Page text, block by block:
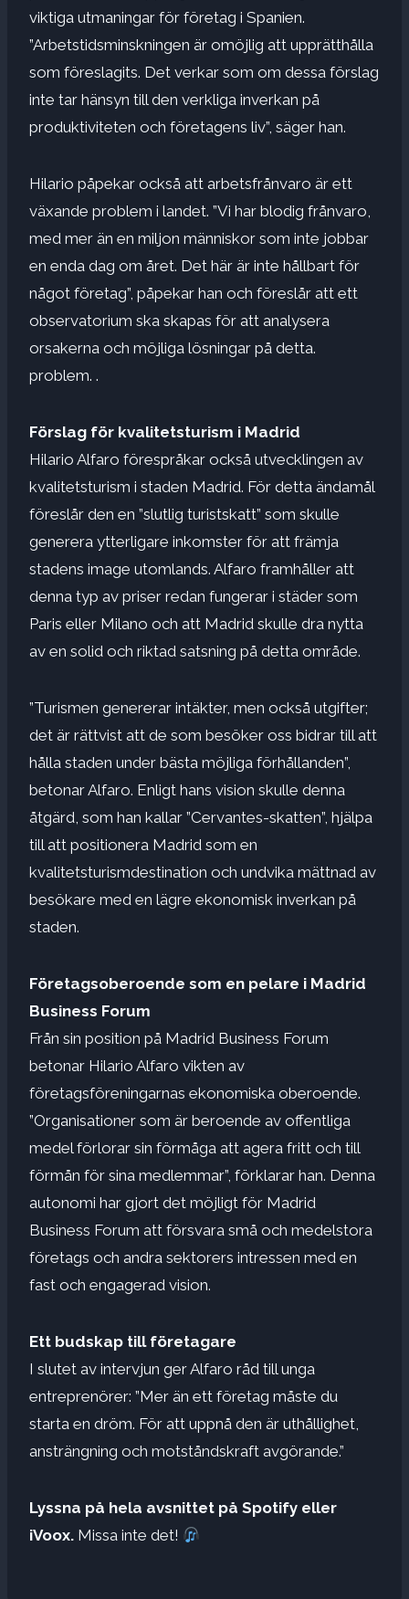
viktiga utmaningar för företag i Spanien.
”Arbetstidsminskningen är omöjlig att upprätthålla
som föreslagits. Det verkar som om dessa förslag
inte tar hänsyn till den verkliga inverkan på
produktiviteten och företagens liv”, säger han.
Hilario påpekar också att arbetsfrånvaro är ett
växande problem i landet. ”Vi har blodig frånvaro,
med mer än en miljon människor som inte jobbar
en enda dag om året. Det här är inte hållbart för
något företag”, påpekar han och föreslår att ett
observatorium ska skapas för att analysera
orsakerna och möjliga lösningar på detta.
problem. .
Förslag för kvalitetsturism i Madrid
Hilario Alfaro förespråkar också utvecklingen av
kvalitetsturism i staden Madrid. För detta ändamål
föreslår den en ”slutlig turistskatt” som skulle
generera ytterligare inkomster för att främja
stadens image utomlands. Alfaro framhåller att
denna typ av priser redan fungerar i städer som
Paris eller Milano och att Madrid skulle dra nytta
av en solid och riktad satsning på detta område.
”Turismen genererar intäkter, men också utgifter;
det är rättvist att de som besöker oss bidrar till att
hålla staden under bästa möjliga förhållanden”,
betonar Alfaro. Enligt hans vision skulle denna
åtgärd, som han kallar ”Cervantes-skatten”, hjälpa
till att positionera Madrid som en
kvalitetsturismdestination och undvika mättnad av
besökare med en lägre ekonomisk inverkan på
staden.
Företagsoberoende som en pelare i Madrid
Business Forum
Från sin position på Madrid Business Forum
betonar Hilario Alfaro vikten av
företagsföreningarnas ekonomiska oberoende.
”Organisationer som är beroende av offentliga
medel förlorar sin förmåga att agera fritt och till
förmån för sina medlemmar”, förklarar han. Denna
autonomi har gjort det möjligt för Madrid
Business Forum att försvara små och medelstora
företags och andra sektorers intressen med en
fast och engagerad vision.
Ett budskap till företagare
I slutet av intervjun ger Alfaro råd till unga
entreprenörer: ”Mer än ett företag måste du
starta en dröm. För att uppnå den är uthållighet,
ansträngning och motståndskraft avgörande.”
Lyssna på hela avsnittet på Spotify eller
iVoox. Missa inte det!